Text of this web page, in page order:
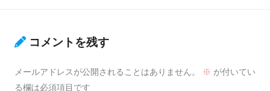
コメントを残す
メールアドレスが公開されることはありません。 ※ が付いてい
る欄は必須項目です